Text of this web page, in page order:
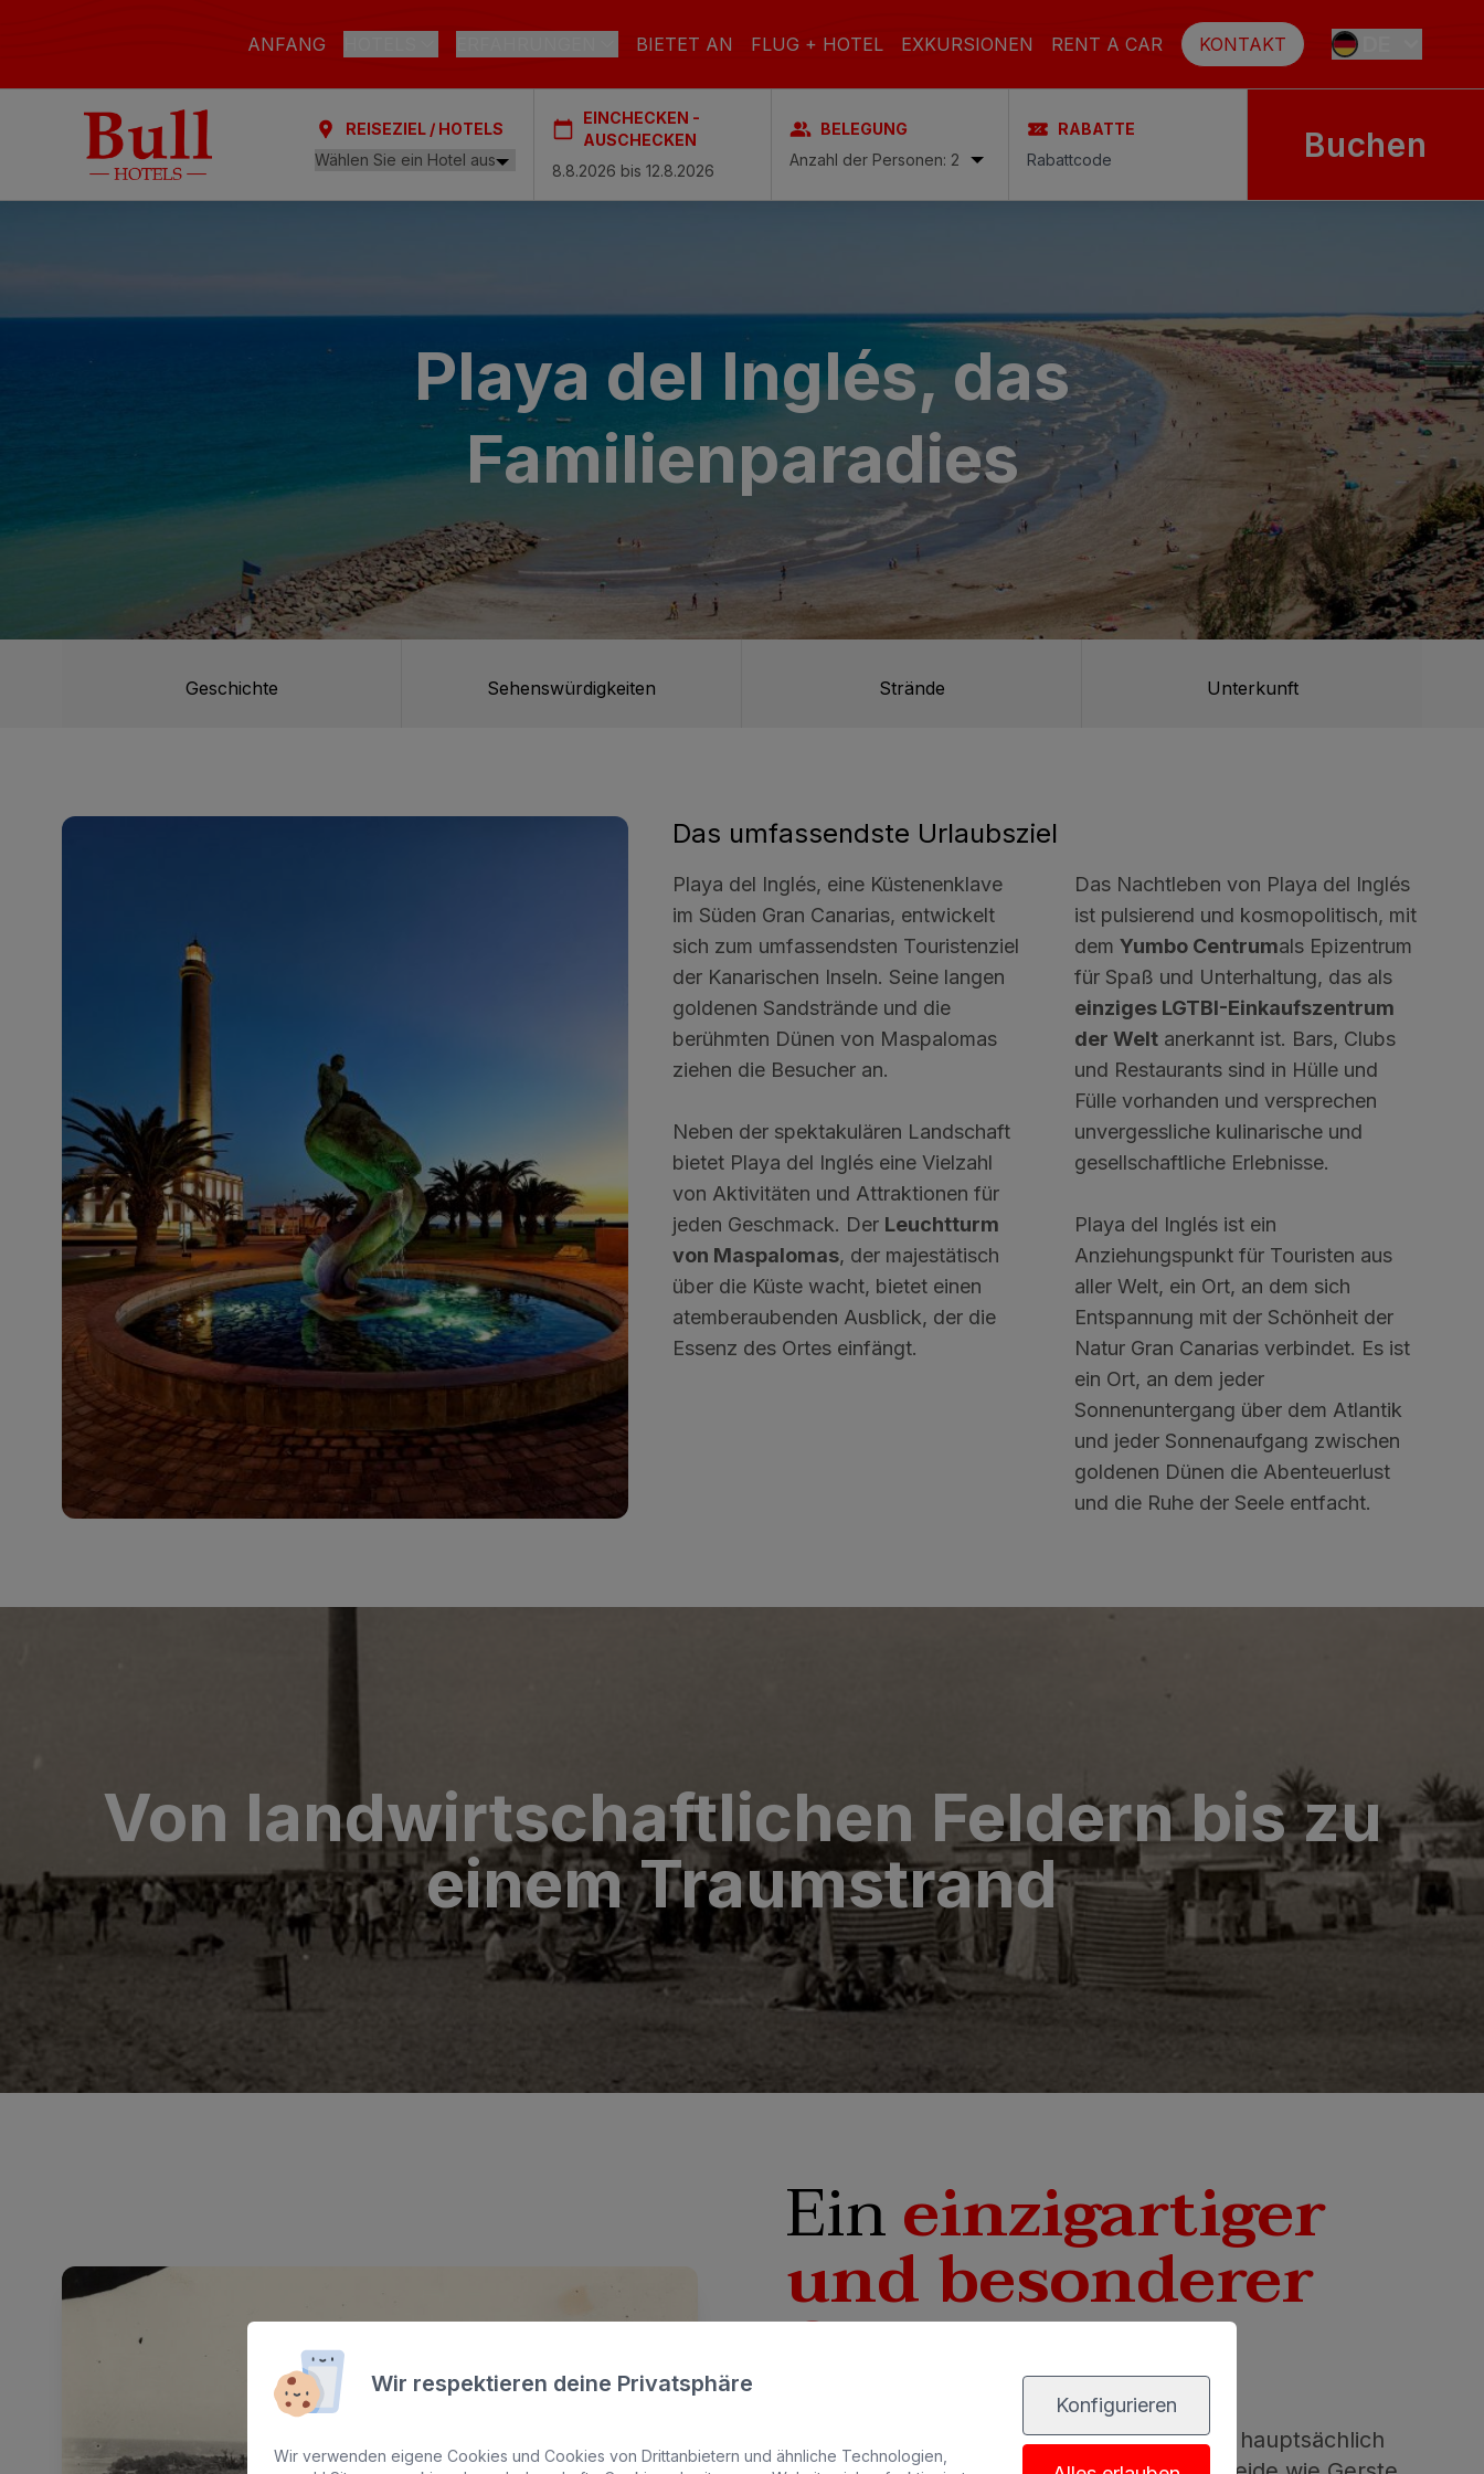
ANFANG
LAS PALMAS DE GRAN CANARIA
Bull Astoria
Bull Reina Isabel & Spa
Bull Eugenia Victoria & Spa
Bull Vital Suites & Spa – Boutique Hotel & adults only
Bull Escorial & Spa
Bull Boutique Casas Carmen
Bull Costa Canaria & Spa
PUERTO RICO
ALL INCLUSIVE ADULTS ONLY FAMILIEN
BIETET AN FLUG + HOTEL EXKURSIONEN RENT A CAR KONTAKT
SE
NL
REISEZIEL / HOTELS
EINCHECKEN -
AUSCHECKEN
BELEGUNG
Anzahl der Personen: 2
RABATTE Buchen
Playa del Inglés, das
Familienparadies
Geschichte Sehenswürdigkeiten Strände Unterkunft
Das umfassendste Urlaubsziel
Playa del Inglés, eine Küstenenklave
im Süden Gran Canarias, entwickelt
sich zum umfassendsten Touristenziel
der Kanarischen Inseln. Seine langen
goldenen Sandstrände und die
berühmten Dünen von Maspalomas
ziehen die Besucher an.
Neben der spektakulären Landschaft
bietet Playa del Inglés eine Vielzahl
von Aktivitäten und Attraktionen für
jeden Geschmack. Der Leuchtturm
von Maspalomas, der majestätisch
über die Küste wacht, bietet einen
atemberaubenden Ausblick, der die
Essenz des Ortes einfängt.
Das Nachtleben von Playa del Inglés
ist pulsierend und kosmopolitisch, mit
dem Yumbo Centrumals Epizentrum
für Spaß und Unterhaltung, das als
einziges LGTBI-Einkaufszentrum
der Weltanerkannt ist. Bars, Clubs
und Restaurants sind in Hülle und
Fülle vorhanden und versprechen
unvergessliche kulinarische und
gesellschaftliche Erlebnisse.
Playa del Inglés ist ein
Anziehungspunkt für Touristen aus
aller Welt, ein Ort, an dem sich
Entspannung mit der Schönheit der
Natur Gran Canarias verbindet. Es ist
ein Ort, an dem jeder
Sonnenuntergang über dem Atlantik
und jeder Sonnenaufgang zwischen
goldenen Dünen die Abenteuerlust
und die Ruhe der Seele entfacht.
Von landwirtschaftlichen Feldern bis zu
einem Traumstrand
Eineinzigartiger
und besonderer
Ort
Playa del Inglés war ein weites Gebiet, das hauptsächlich
Wir respektieren deine Privatsphäre
Wir verwenden eigene Cookies und Cookies von Drittanbietern und ähnliche Technologien,
Konfigurieren